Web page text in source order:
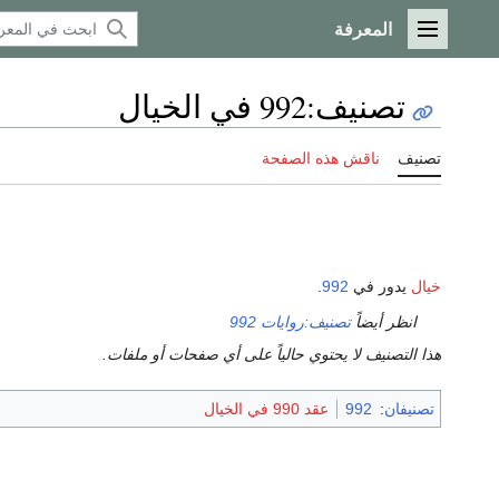
القائمة الرئيسية
المعرفة
تصنيف:992 في الخيال
تصنيف ناقش هذه الصفحة
خيال يدور في 992
انظر أيضاًتصنيف:روايات 992
هذا التصنيف لا يحتوي حالياً على أي صفحات أو ملفات.
تصنيفان:
992 عقد 990 في الخيال